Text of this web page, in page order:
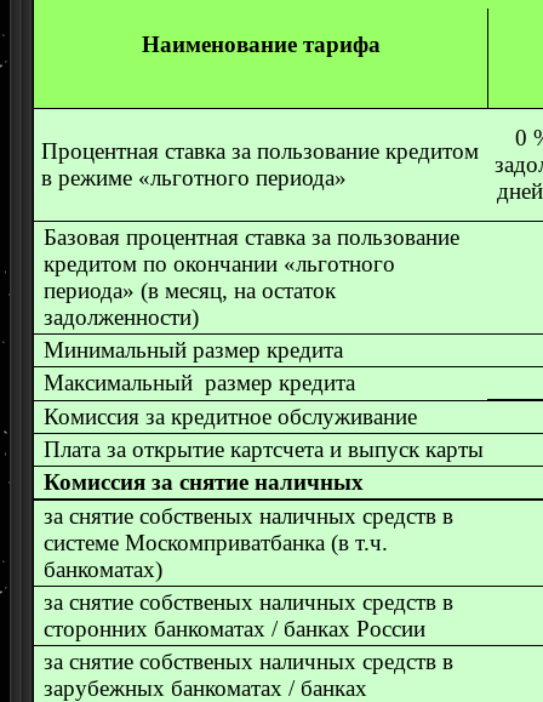
Наименование тарифа
Процентная ставка за пользование кредитом
в режиме «льготного периода»
0
Базовая процентная ставка за пользование
кредитом по окончании «льготного
периода» (в месяц, на остаток
задолженности)
Минимальный размер кредита
Максимальный размер кредита
Комиссия за кредитное обслуживание
Плата за открытие картсчета и выпуск карты
Комиссия за снятие наличных
за снятие собственых наличных средств в
системе Москомприватбанка (в т.ч.
банкоматах)
за снятие собственых наличных средств в
сторонних банкоматах / банках России
за снятие собственых наличных средств в
зарубежных банкоматах / банках